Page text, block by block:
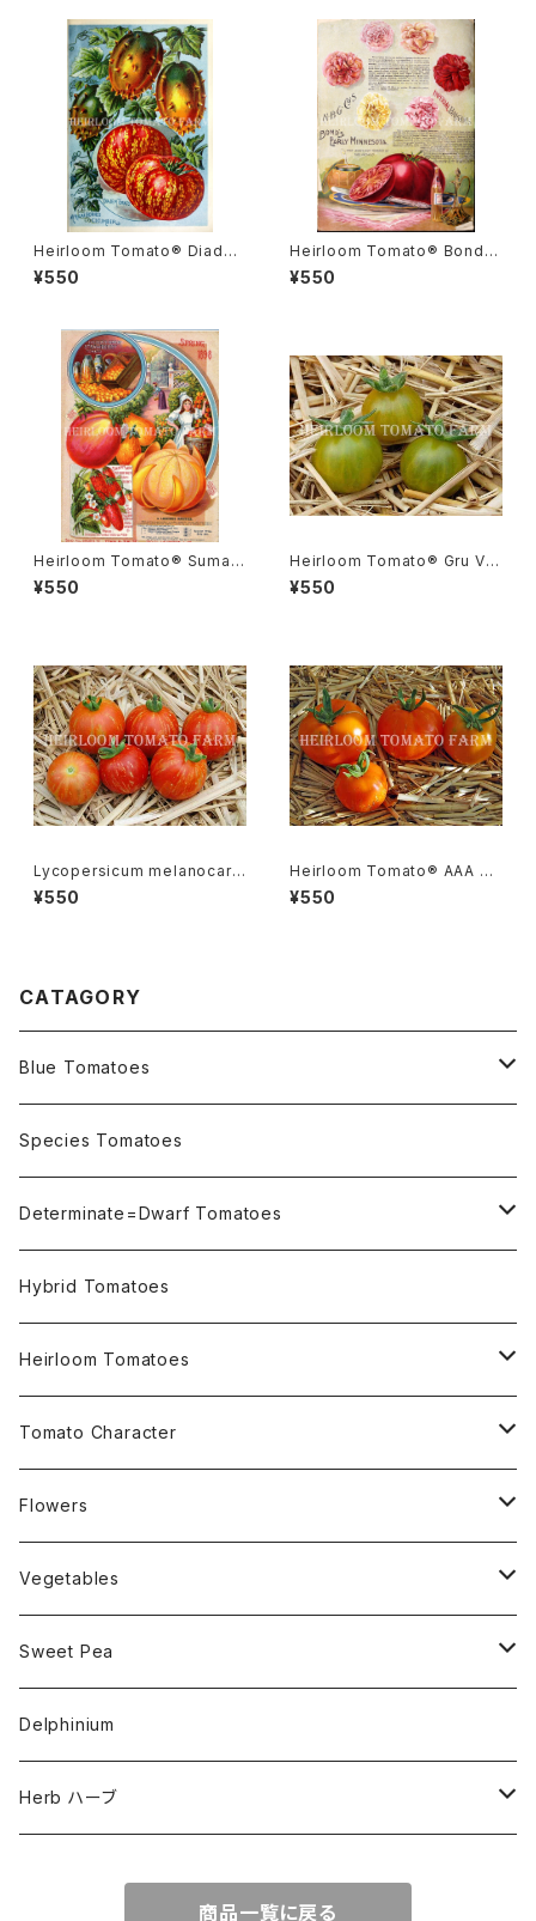
Heirloom Tomato® Diade
m エアルーム・トマト・ダイアデ
ム
¥550
Heirloom Tomato® Bond's
Early Minnesota エアルーム・
トマト・ボンズ・アーリー・ミネソ
¥550
Heirloom Tomato® Sumatr
a Fig エアルーム・トマト・スマト
ラ・フィグ
¥550
Heirloom Tomato® Gru Ve
e エアルーム・トマト・グルー・ビ
ーGR-17＊2015新品種
¥550
Lycopersicum melanocarp
a リコペルシコン・ メラノカルパ
Species
¥550
Heirloom Tomato® AAA S
weet エアルーム・トマト・AAA・
スイート
¥550
CATAGORY
Blue Tomatoes
OSU INDIGO Series
Not OSU Blue Tomatoes
Species Tomatoes
Determinate=Dwarf Tomatoes
Micro Determinate 10cm~30cm
Small Determinate 30cm~50cm
Medium Determinate 50~100cm
Large Determinate 100~150cm
Semi Indeterminate ~150cm
Hybrid Tomatoes
Heirloom Tomatoes
Amber Heirloom Tomatoes
Bi-Color Heirloom Tomatoes
Black Heirloom Tomatoes
Colorful Heirloom Tomatoes
Crimson Heirloom Tomatoes
Golden Heirloom Tomato
Tomato Character
Culinary Uses
For Canning
For Dry
Disease Resistance
Alternaria Blight
Alternaria Stem Canker
Disorders Resitance
Cold 耐寒性
Cracking 裂果
Flesh or Inside
Beefsteak Flesh
Fruits Shape
Flowers
Nasturtium・ナスターチウム
Vegetables
Amaranthus・アマランサス
Artichoke・アーチチョーク
Asparagus・アスパラガス
Sweet Pea
Dwarf・ドワーフ
Cherub・チュルブ
Early・アーリー品種
Delphinium
Herb ハーブ
商品一覧に戻る